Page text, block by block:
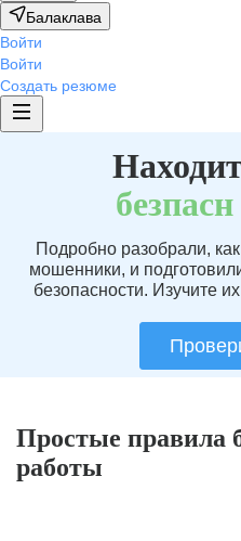
Балаклава
Войти
Войти
Создать резюме
безпасн
Подробно разобрали,
мошенники, и
безопасности. Изучите
Простые правила
работы